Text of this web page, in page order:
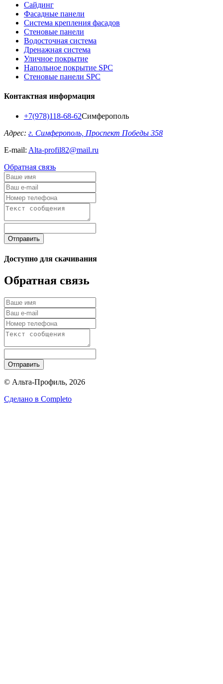
Сайдинг
Фасадные панели
Система крепления фасадов
Стеновые панели
Водосточная система
Дренажная система
Уличное покрытие
Напольное покрытие SPC
Стеновые панели SPC
Контактная информация
+7(978)118-68-62Симферополь
Адрес: г. Симферополь, Проспект Победы 358
E-mail: Alta-profil82@mail.ru
Обратная связь
Отправить
Доступно для скачивания
Обратная связь
Отправить
© Альта-Профиль, 2026
Сделано в Completo